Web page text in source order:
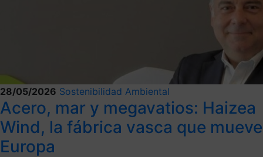
28/05/2026 Sostenibilidad Ambiental
Acero, mar y megavatios: Haizea
Wind, la fábrica vasca que mueve
Europa